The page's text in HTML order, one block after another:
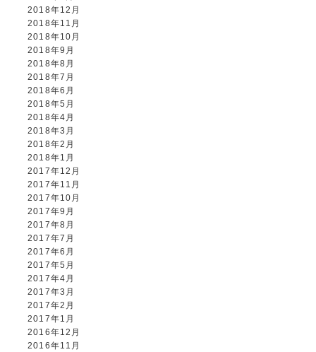
2018年12月
2018年11月
2018年10月
2018年9月
2018年8月
2018年7月
2018年6月
2018年5月
2018年4月
2018年3月
2018年2月
2018年1月
2017年12月
2017年11月
2017年10月
2017年9月
2017年8月
2017年7月
2017年6月
2017年5月
2017年4月
2017年3月
2017年2月
2017年1月
2016年12月
2016年11月